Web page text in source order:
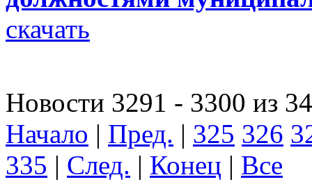
скачать
Новости 3291 - 3300 из
Начало | Пред. | 325 326
335 | След. | Конец | Все